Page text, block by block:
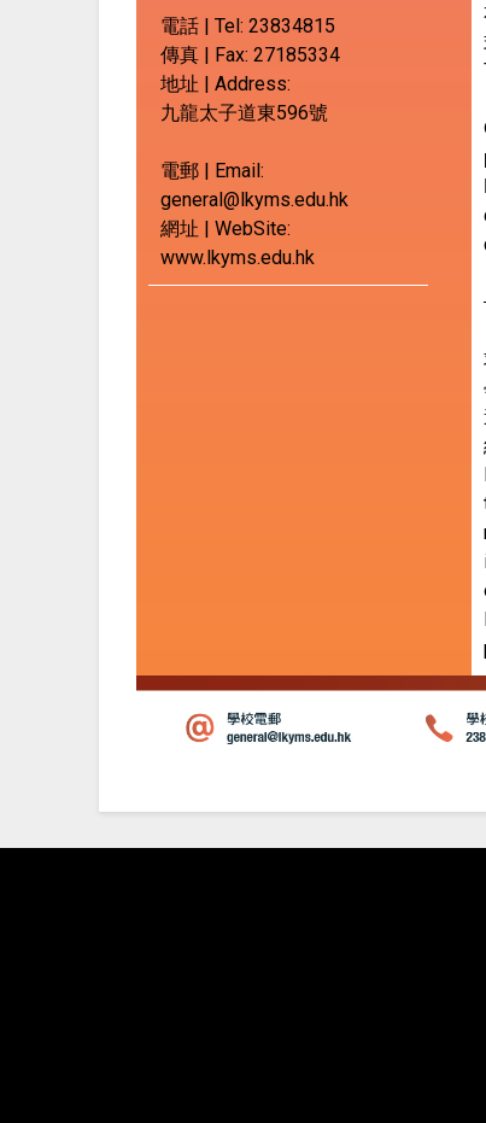
電話 | Tel:23834815
傳真 | Fax:27185334
地址 | Address:
九龍太子道東596號
電郵 | Email:
general@lkyms.edu.hk
網址 | WebSite:
www.lkyms.edu.hk